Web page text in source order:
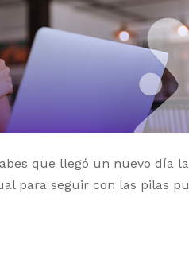
que llegó un nuevo día
para seguir con las pilas